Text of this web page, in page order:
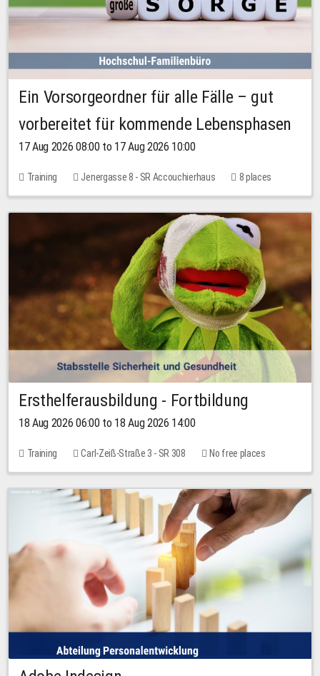
Ein Vorsorgeordner für alle Fälle – gut
vorbereitet für kommende Lebensphasen
17 Aug 2026 08:00 to 17 Aug 2026 10:00
Training Jenergasse 8 - SR Accouchierhaus 8 places
Ersthelferausbildung - Fortbildung
18 Aug 2026 06:00 to 18 Aug 2026 14:00
Training Carl-Zeiß-Straße 3 - SR 308 No free places